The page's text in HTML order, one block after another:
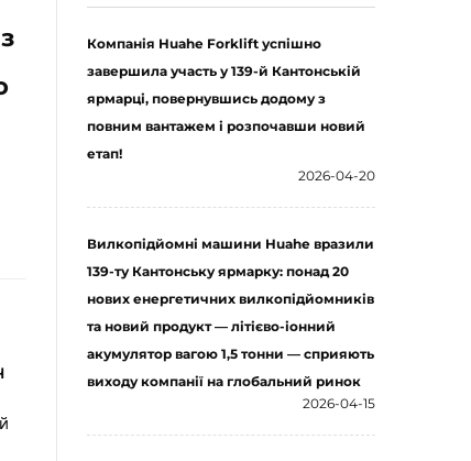
Компанія Huahe Forklift успішно
завершила участь у 139-й Кантонській
ярмарці, повернувшись додому з
повним вантажем і розпочавши новий
етап!
2026-04-20
Вилкопідйомні машини Huahe вразили
139-ту Кантонську ярмарку: понад 20
нових енергетичних вилкопідйомників
та новий продукт — літієво-іонний
акумулятор вагою 1,5 тонни — сприяють
виходу компанії на глобальний ринок
2026-04-15